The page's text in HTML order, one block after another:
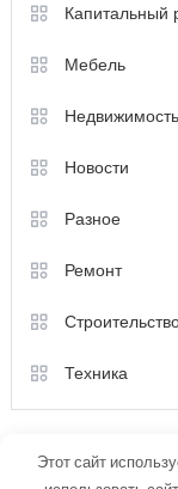
Капитальный
Мебель
Недвижимость
Новости
Разное
Ремонт
Техника
Этот сайт